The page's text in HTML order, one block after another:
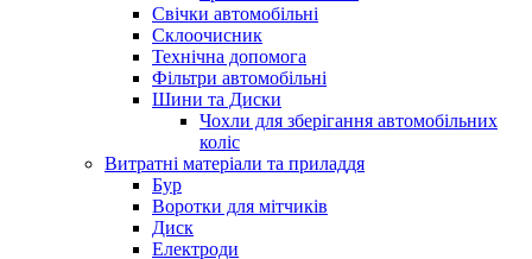
Свічки автомобільні
Склоочисник
Технічна допомога
Фільтри автомобільні
Шини та Диски
Чохли для зберігання автомобільних
коліс
Витратні матеріали та приладдя
Бур
Воротки для мітчиків
Диск
Електроди